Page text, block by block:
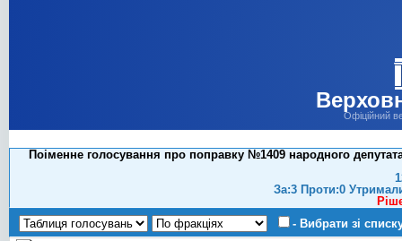
Офіційний
Поіменне голосування про поправку №1409 народного
За:3 Проти:0
- Вибрати зі